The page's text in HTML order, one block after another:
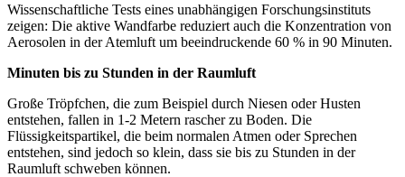
Wissenschaftliche Tests eines unabhängigen Forschungsinstituts
zeigen: Die aktive Wandfarbe reduziert auch die Konzentration von
Aerosolen in der Atemluft um beeindruckende 60 % in 90 Minuten.
Minuten bis zu Stunden in der Raumluft
Große Tröpfchen, die zum Beispiel durch Niesen oder Husten
entstehen, fallen in 1-2 Metern rascher zu Boden. Die
Flüssigkeitspartikel, die beim normalen Atmen oder Sprechen
entstehen, sind jedoch so klein, dass sie bis zu Stunden in der
Raumluft schweben können.